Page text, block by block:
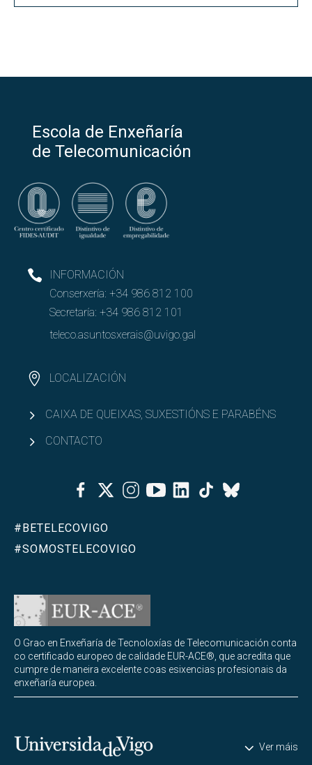
Escola de Enxeñaría
de Telecomunicación
INFORMACIÓN
Conserxería: +34 986 812 100
Secretaría: +34 986 812 101
teleco.asuntosxerais@uvigo.gal
LOCALIZACIÓN
CAIXA DE QUEIXAS, SUXESTIÓNS E PARABÉNS
CONTACTO
FacebookTwitterInstagramYoutubeLinkedinTiktok
Bluesky
#BETELECOVIGO
#SOMOSTELECOVIGO
O Grao en Enxeñaría de Tecnoloxías de Telecomunicación conta
co certificado europeo de calidade EUR-ACE®, que acredita que
cumpre de maneira excelente coas esixencias profesionais da
enxeñaría europea.
Universidade de Vigo Ver máis